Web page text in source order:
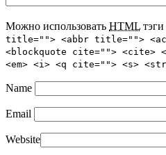
Можно использовать HTML
title=""> <abbr title="">
<blockquote cite=""> <cite>
<em> <i> <q cite=""> <s>
Name
Email
Website